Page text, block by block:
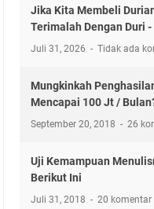
Jika Kita Membeli
Terimalah Dengan Duri -
Juli 31, 2026 Tidak ada
Mungkinkah
Mencapai 100 Jt /
September 20, 2018 26
Uji Kemampuan
Berikut Ini
Juli 31, 2018 20 komentar